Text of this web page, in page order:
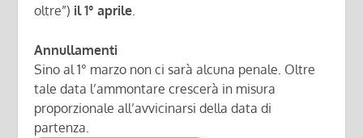
oltre”) il 1° aprile
Annullamenti
Sino al 1° marzo non ci sarà alcuna penale. Oltre
tale data l’ammontare crescerà in misura
proporzionale all’avvicinarsi della data di
partenza.